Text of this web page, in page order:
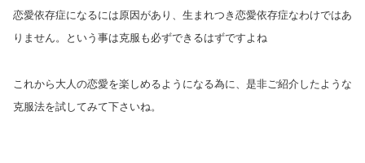
恋愛依存症になるには原因があり、生まれつき恋愛依存症なわけではあ
りません。という事は克服も必ずできるはずですよね
これから大人の恋愛を楽しめるようになる為に、是非ご紹介したような
克服法を試してみて下さいね。